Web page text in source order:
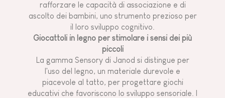
rafforzare le capacità di associazione e di
ascolto dei bambini, uno strumento prezioso per
il loro sviluppo cognitivo.
Giocattoli in legno per stimolare i sensi dei più
piccoli
La gamma Sensory di Janod si distingue per
l'uso del legno, un materiale durevole e
piacevole al tatto, per progettare giochi
educativi che favoriscono lo sviluppo sensoriale. I